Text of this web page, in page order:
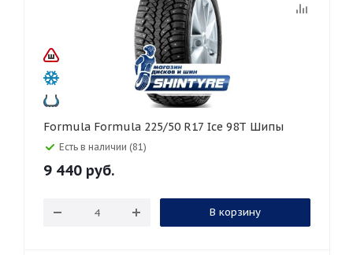
Formula Formula 225/50 R17 Ice 98T Шипы
Есть в наличии (81)
9 440 руб.
В корзину